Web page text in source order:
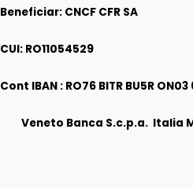
Beneficiar: CNCF CFR SA
CUI: RO11054529
Cont IBAN : RO76 BITR BU5R
Veneto Banca S.c.p.a. Italia